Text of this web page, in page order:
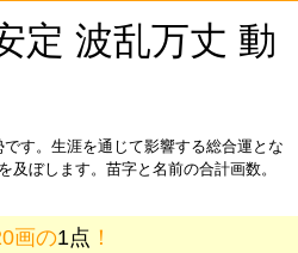
定 波乱万丈 動
す。生涯を通じて影響する総合運とな
及ぼします。苗字と名前の合計画数。
画の1点 ！